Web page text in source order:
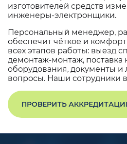
изготовителей средств
инженеры-электронщики.
Персональный менеджер,
обеспечит чёткое и
всех этапов работы: выезд
демонтаж-монтаж, поставка
оборудования, документы и
вопросы. Наши сотрудники
ПРОВЕРИТЬ